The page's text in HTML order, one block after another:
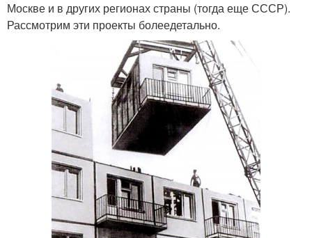
Москве и в других регионах страны (тогда еще СССР).
Рассмотрим эти проекты болеедетально.